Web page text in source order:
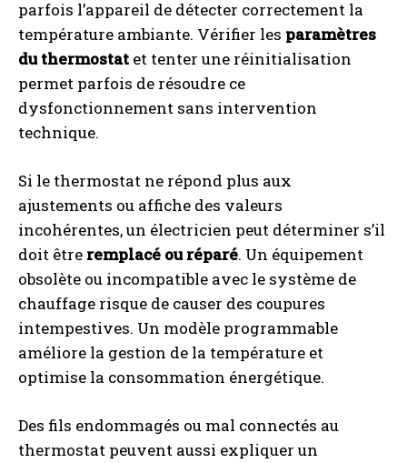
parfois l’appareil de détecter correctement la
température ambiante. Vérifier les paramètres
du thermostat et tenter une réinitialisation
permet parfois de résoudre ce
dysfonctionnement sans intervention
technique.
Si le thermostat ne répond plus aux
ajustements ou affiche des valeurs
incohérentes, un électricien peut déterminer s’il
doit être remplacé ou réparé. Un équipement
obsolète ou incompatible avec le système de
chauffage risque de causer des coupures
intempestives. Un modèle programmable
améliore la gestion de la température et
optimise la consommation énergétique.
Des fils endommagés ou mal connectés au
thermostat peuvent aussi expliquer un